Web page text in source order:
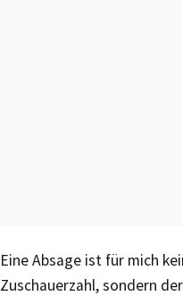
Eine Absage ist für mich
Zuschauerzahl, sondern